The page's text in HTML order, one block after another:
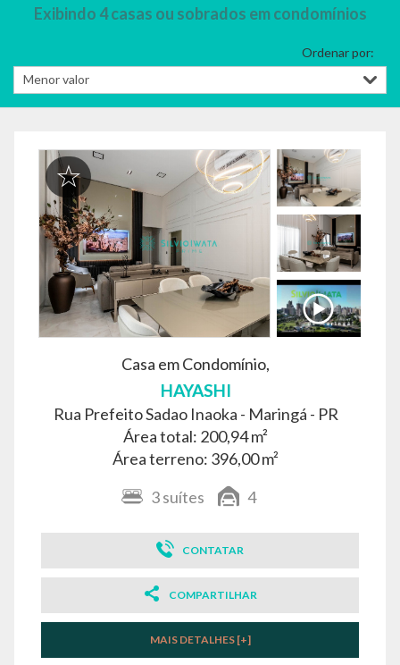
Exibindo 4 casas ou sobrados em condomínios
Ordenar por:
Casa em Condomínio,
HAYASHI
Rua Prefeito Sadao Inaoka - Maringá - PR
Área total: 200,94 m²
Área terreno: 396,00 m²
3suítes 4
CONTATAR
COMPARTILHAR
MAIS DETALHES [+]